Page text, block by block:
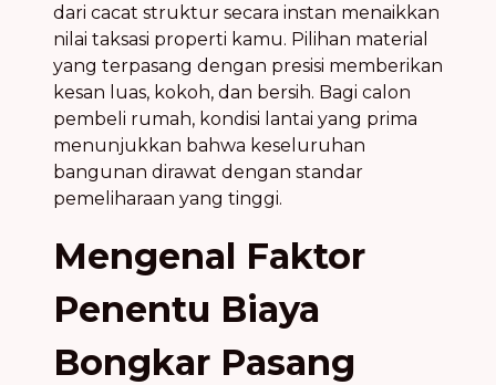
dari cacat struktur secara instan menaikkan
nilai taksasi properti kamu. Pilihan material
yang terpasang dengan presisi memberikan
kesan luas, kokoh, dan bersih. Bagi calon
pembeli rumah, kondisi lantai yang prima
menunjukkan bahwa keseluruhan
bangunan dirawat dengan standar
pemeliharaan yang tinggi.
Mengenal Faktor
Penentu Biaya
Bongkar Pasang